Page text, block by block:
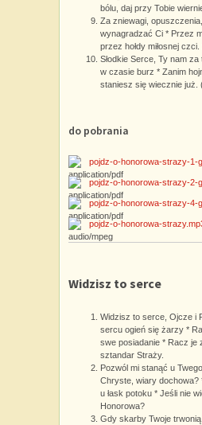
bólu, daj przy Tobie
Za zniewagi,
wynagradzać Ci * Przez
przez hołdy miłosnej czci.
Słodkie Serce, Ty nam
w czasie burz * Zanim
staniesz się wiecznie już.
do pobrania
pojdz-o-honorowa-strazy-1-
pojdz-o-honorowa-strazy-2-
pojdz-o-honorowa-strazy-4-
pojdz-o-honorowa-
Widzisz to serce
Widzisz to serce, Ojcze i
sercu ogień się żarzy *
swe posiadanie * Racz je
sztandar Straży.
Pozwól mi stanąć u
Chryste, wiary dochowa?
u łask potoku * Jeśli nie
Honorowa?
Gdy skarby Twoje